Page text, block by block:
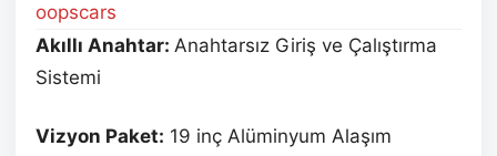
oopscars
Akıllı Anahtar: Anahtarsız Giriş ve Çalıştırma
Sistemi
Vizyon Paket: 19 inç Alüminyum Alaşım